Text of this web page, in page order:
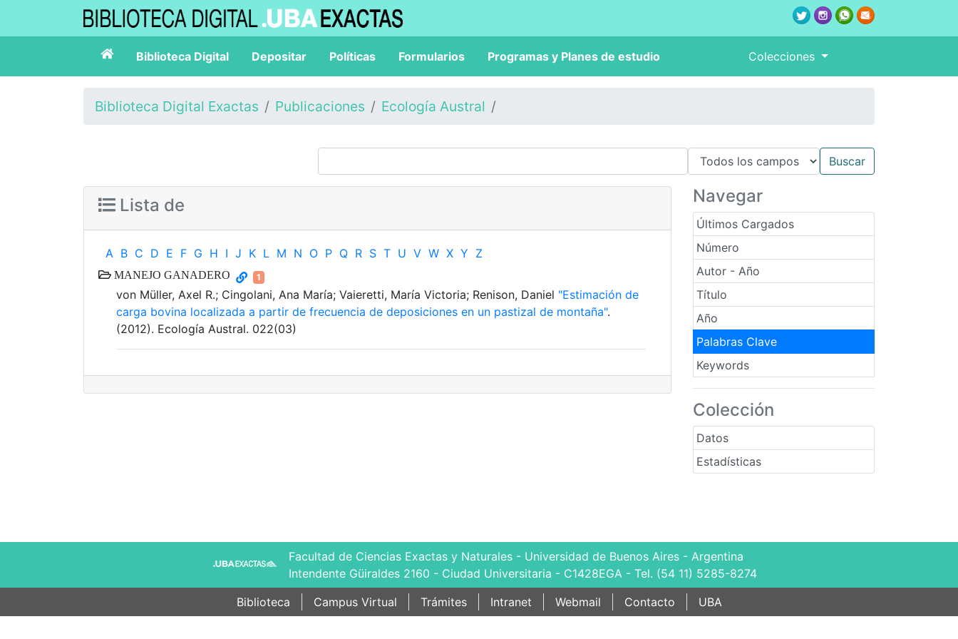
Biblioteca Digital Depositar Políticas Formularios Programas y Planes de estudio Colecciones
Biblioteca Digital Exactas Publicaciones Ecología Austral
Navegar
Últimos Cargados
Número
Autor - Año
Título
Año
Palabras Clave
Keywords
Colección
Datos
Estadísticas
Lista de
A B C D E F G H I J K L M N O P Q R S T U V W X Y Z
MANEJO GANADERO 1
von Müller, Axel R.; Cingolani, Ana María; Vaieretti, María Victoria; Renison, Daniel "Estimación de
carga bovina localizada a partir de frecuencia de deposiciones en un pastizal de montaña".
(2012). Ecología Austral. 022(03)
Facultad de Ciencias Exactas y Naturales - Universidad de Buenos Aires - Argentina
Intendente Güiraldes 2160 - Ciudad Universitaria - C1428EGA - Tel. (54 11) 5285-8274
Biblioteca
Campus Virtual Trámites Intranet Webmail Contacto UBA